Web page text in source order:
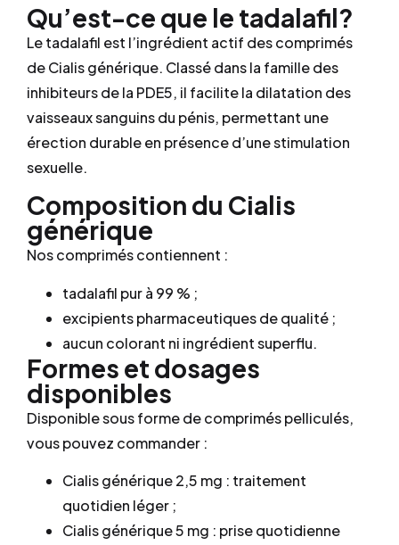
Qu’est-ce que le tadalafil?
Le tadalafil est l’ingrédient actif des comprimés
de Cialis générique. Classé dans la famille des
inhibiteurs de la PDE5, il facilite la dilatation des
vaisseaux sanguins du pénis, permettant une
érection durable en présence d’une stimulation
sexuelle.
Composition du Cialis
générique
Nos comprimés contiennent :
tadalafil pur à 99 % ;
excipients pharmaceutiques de qualité ;
aucun colorant ni ingrédient superflu.
Formes et dosages
disponibles
Disponible sous forme de comprimés pelliculés,
vous pouvez commander :
Cialis générique 2,5 mg : traitement
quotidien léger ;
Cialis générique 5 mg : prise quotidienne